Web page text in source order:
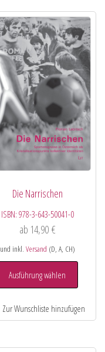
Die Narrischen
ISBN: 978-3-643-50041-0
ab 14,90 €
und inkl. Versand (D, A, CH)
Ausführung wählen